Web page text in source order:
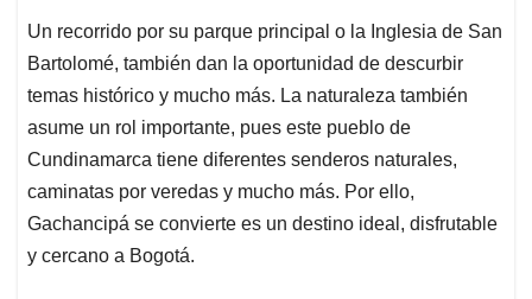
Un recorrido por su parque principal o la Inglesia de San
Bartolomé, también dan la oportunidad de descurbir
temas histórico y mucho más. La naturaleza también
asume un rol importante, pues este pueblo de
Cundinamarca tiene diferentes senderos naturales,
caminatas por veredas y mucho más. Por ello,
Gachancipá se convierte es un destino ideal, disfrutable
y cercano a Bogotá.